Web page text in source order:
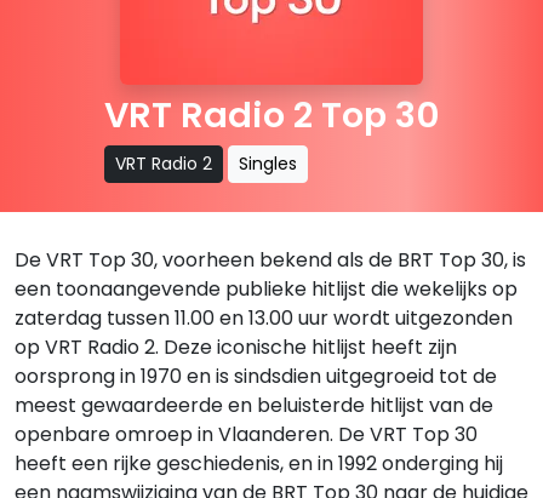
VRT Radio 2 Top 30
VRT Radio 2 Singles
De VRT Top 30, voorheen bekend als de BRT Top 30, is
een toonaangevende publieke hitlijst die wekelijks op
zaterdag tussen 11.00 en 13.00 uur wordt uitgezonden
op VRT Radio 2. Deze iconische hitlijst heeft zijn
oorsprong in 1970 en is sindsdien uitgegroeid tot de
meest gewaardeerde en beluisterde hitlijst van de
openbare omroep in Vlaanderen. De VRT Top 30
heeft een rijke geschiedenis, en in 1992 onderging hij